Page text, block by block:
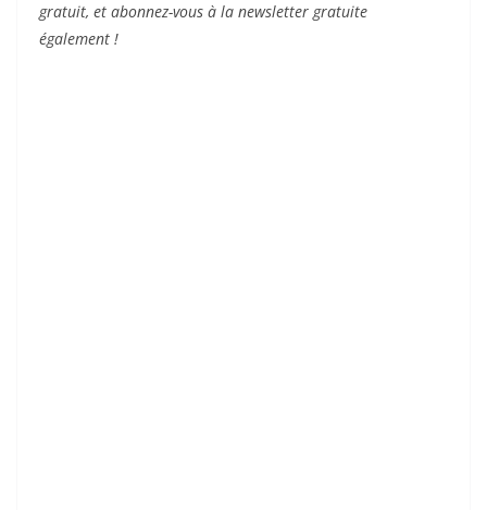
gratuit, et abonnez-vous à la newsletter gratuite
également !